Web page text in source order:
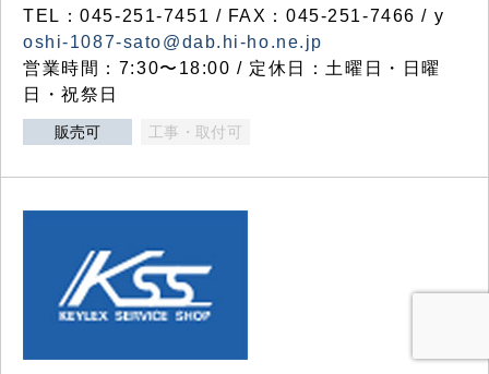
TEL：045-251-7451 / FAX：045-251-7466 / y
oshi-1087-sato@dab.hi-ho.ne.jp
営業時間：7:30〜18:00 / 定休日：土曜日・日曜
日・祝祭日
販売可 工事・取付可